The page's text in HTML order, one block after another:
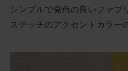
シンプルで発色の良いファブ
ステッチのアクセントカラー